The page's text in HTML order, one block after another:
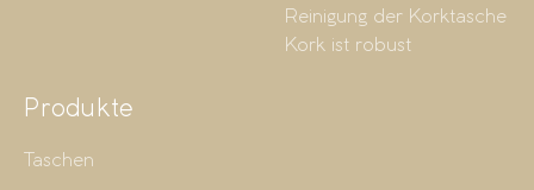
Reinigung der Korktasche
Kork ist robust
Produkte
Taschen